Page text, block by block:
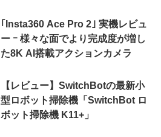
｢Insta360 Ace Pro 2｣ 実機レビュ
ー ｰ 様々な面でより完成度が増し
た8K AI搭載アクションカメラ
【レビュー】SwitchBotの最新小
型ロボット掃除機「SwitchBot ロ
ボット掃除機 K11+」